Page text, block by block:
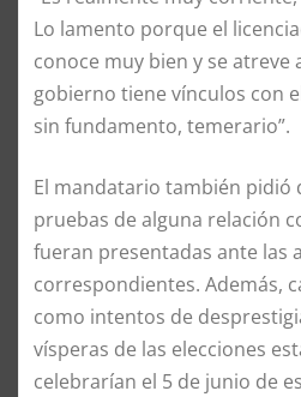
Lo lamento porque el
conoce muy bien y se atreve
gobierno tiene vínculos con
sin fundamento, temerario”.
El mandatario también pidió
pruebas de alguna relación
fueran presentadas ante las
correspondientes. Además,
como intentos de
vísperas de las elecciones
celebrarían el 5 de junio de